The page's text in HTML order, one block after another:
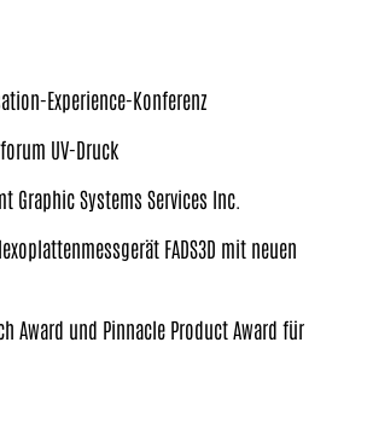
Experience-Konferenz
UV-Druck
Graphic Systems Services Inc.
FADS3D mit neuen
Award und Pinnacle Product Award für